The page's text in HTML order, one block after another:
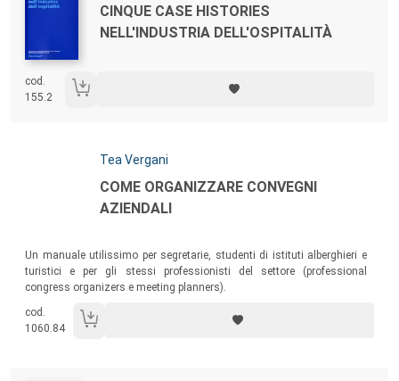
Titolo:
CINQUE CASE HISTORIES
NELL'INDUSTRIA DELL'OSPITALITÀ
cod.
155.2
Autori:
Tea Vergani
Titolo:
COME ORGANIZZARE CONVEGNI
AZIENDALI
Un manuale utilissimo per segretarie, studenti di istituti alberghieri e
turistici e per gli stessi professionisti del settore (professional
congress organizers e meeting planners).
cod.
1060.84